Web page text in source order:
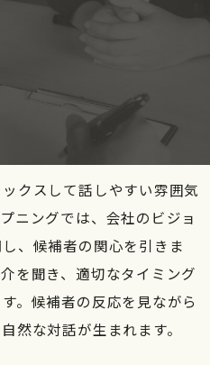
クスして話しやすい雰囲気
ニングでは、会社のビジョ
、候補者の関心を引きま
を聞き、適切なタイミング
。候補者の反応を見ながら
然な対話が生まれます。